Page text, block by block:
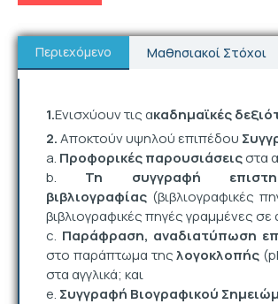
Περιεχόμενο Μαθησιακοί Στόχοι
1.Ενισχύουν τις ακαδημαϊκές
2.Αποκτούν υψηλού επιπέδου
a. Προφορικές παρουσιάσειςστα
b. Τη συγγραφή
βιβλιογραφίας (βιβλιογραφικές
βιβλιογραφικές πηγές γραμμένες
c. Παράφραση, αναδιατύπωση
στο παράπτωμα τηςλογοκλοπής
στα αγγλικά; και
e. Συγγραφή Βιογραφικού